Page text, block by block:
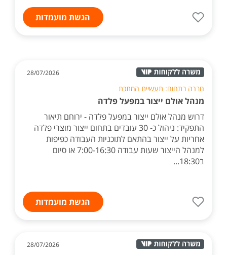
הגשת מועמדות
28/07/2026
חברה בתחום: תעשיית המתכת
מנהל אולם ייצור במפעל פלדה
דרוש מנהל אולם ייצור במפעל פלדה - ירוחם תיאור
התפקיד: ניהול כ- 30 עובדים בתחום ייצור מוצרי פלדה
אחריות על ייצור בהתאם לתוכניות העבודה כפיפות
למנהל הייצור שעות עבודה 7:00-16:30 או סיום
ב18:30...
הגשת מועמדות
28/07/2026